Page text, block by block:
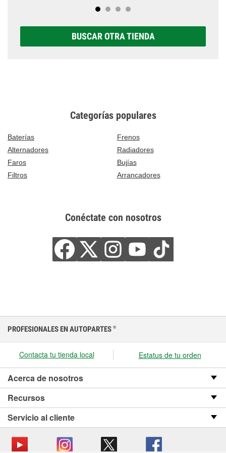
BUSCAR OTRA TIENDA
Categorías populares
Baterías
Frenos
Alternadores
Radiadores
Faros
Bujías
Filtros
Arrancadores
Conéctate con nosotros
PROFESIONALES EN AUTOPARTES ®
Contacta tu tienda local Estatus de tu orden
Acerca de nosotros
Recursos
Servicio al cliente